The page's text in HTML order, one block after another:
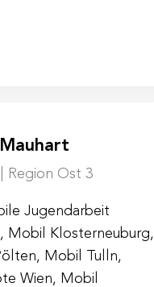
Region Ost 3
Jugendarbeit
Mobil Klosterneuburg,
Mobil Tulln,
Wien, Mobil